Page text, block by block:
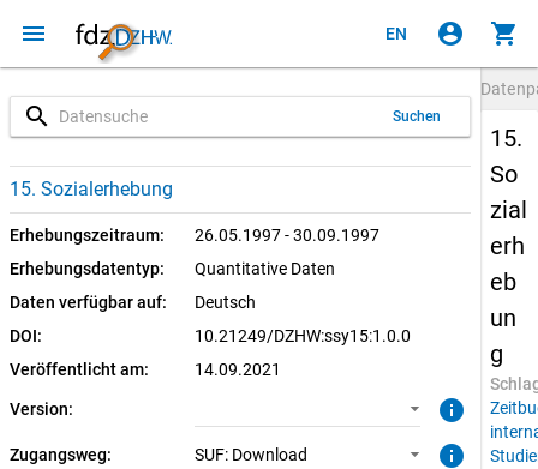
menu EN account_circle shopping_cart
search Suchen
15. Sozialerhebung
Erhebungszeitraum:
26.05.1997 - 30.09.1997
Erhebungsdatentyp:
Quantitative Daten
Daten verfügbar auf:
Deutsch
DOI:
10.21249/DZHW:ssy15:1.0.0
Veröffentlicht am:
14.09.2021
Version:
1.0.0 (aktuell)
info
Zugangsweg: SUF: Download
SUF: Download
info
15.
So
zial
erh
eb
un
g